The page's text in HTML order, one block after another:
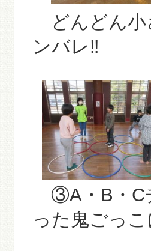
どんどん
ンバレ‼
③A・B・C
った鬼ごっ